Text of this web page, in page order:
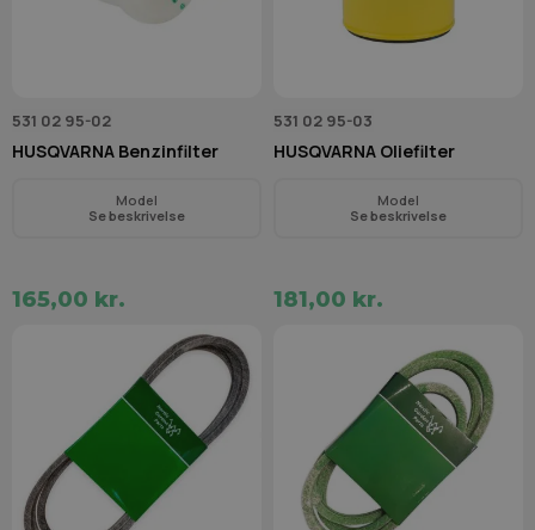
531 02 95-02
HUSQVARNA Benzinfilter
Model
Se beskrivelse
165,00 kr.
531 02 95-03
HUSQVARNA Oliefilter
Model
Se beskrivelse
181,00 kr.